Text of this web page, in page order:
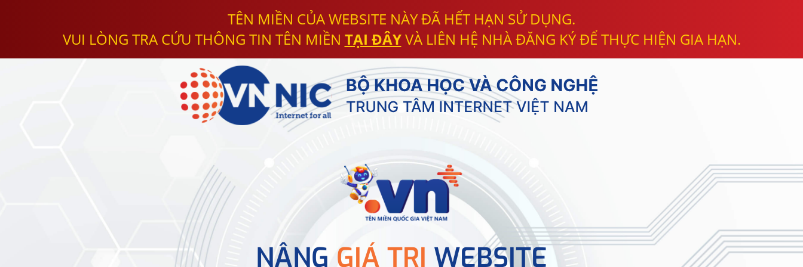
TÊN MIỀN CỦA WEBSITE NÀY ĐÃ HẾT HẠN SỬ DỤNG.
VUI LÒNG TRA CỨU THÔNG TIN TÊN MIỀN TẠI ĐÂYVÀ LIÊN HỆ NHÀ ĐĂNG KÝ ĐỂ THỰC HIỆN GIA HẠN.
NÂNG GIÁ TRỊ WEBSITE